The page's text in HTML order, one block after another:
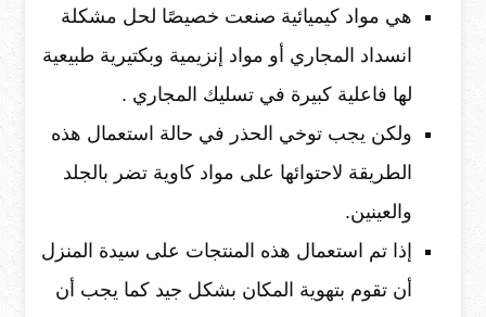
هي مواد كيميائية صنعت خصيصًا لحل مشكلة
انسداد المجاري أو مواد إنزيمية وبكتيرية طبيعية
لها فاعلية كبيرة في تسليك المجاري .
ولكن يجب توخي الحذر في حالة استعمال هذه
الطريقة لاحتوائها على مواد كاوية تضر بالجلد
والعينين.
إذا تم استعمال هذه المنتجات على سيدة المنزل
أن تقوم بتهوية المكان بشكل جيد كما يجب أن